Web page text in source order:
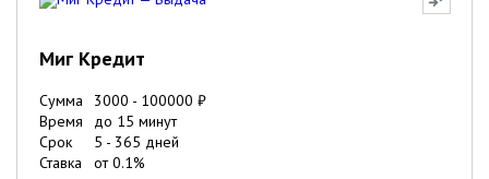
Миг Кредит
Сумма 3000 - 100000 ₽
Время
до 15 минут
Срок
5 - 365 дней
Ставка
от0.1%